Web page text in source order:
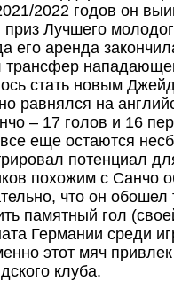
2022 годов он
приз Лучшего
его аренда
трансфер
стать новым
равнялся на
– 17 голов и 16
еще остаются
потенциал
похожим с Санчо
что он
памятный гол
Германии среди
этот мяч
клуба.